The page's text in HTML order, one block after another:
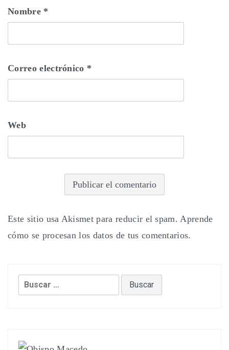
Nombre *
Correo electrónico *
Web
Este sitio usa Akismet para reducir el spam.Aprende
cómo se procesan los datos de tus comentarios.
Buscar: